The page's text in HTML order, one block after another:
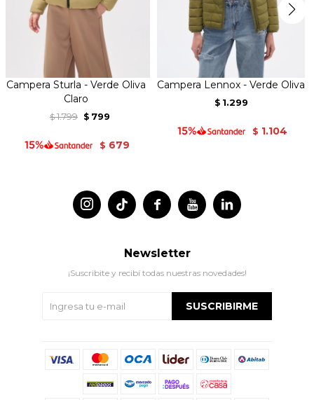
Campera Sturla - Verde Oliva
Claro
$ 1.799 $ 799
$ 679
Campera Lennox - Verde Oliva
$ 1.299
$ 1.104
 
 
Newsletter
¡Suscribite y recibí todas nuestras novedades!
SUSCRIBIRME